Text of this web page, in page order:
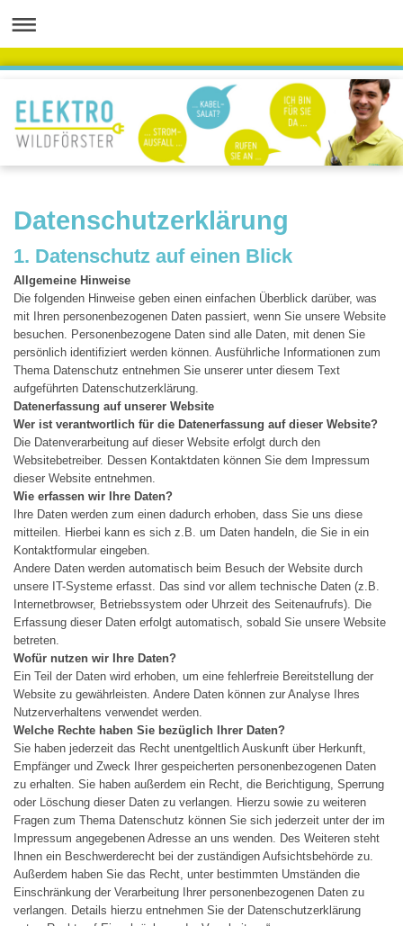
Datenschutzerklärung
1. Datenschutz auf einen Blick
Allgemeine Hinweise
Die folgenden Hinweise geben einen einfachen Überblick darüber, was
mit Ihren personenbezogenen Daten passiert, wenn Sie unsere Website
besuchen. Personenbezogene Daten sind alle Daten, mit denen Sie
persönlich identifiziert werden können. Ausführliche Informationen zum
Thema Datenschutz entnehmen Sie unserer unter diesem Text
aufgeführten Datenschutzerklärung.
Datenerfassung auf unserer Website
Wer ist verantwortlich für die Datenerfassung auf dieser Website?
Die Datenverarbeitung auf dieser Website erfolgt durch den
Websitebetreiber. Dessen Kontaktdaten können Sie dem Impressum
dieser Website entnehmen.
Wie erfassen wir Ihre Daten?
Ihre Daten werden zum einen dadurch erhoben, dass Sie uns diese
mitteilen. Hierbei kann es sich z.B. um Daten handeln, die Sie in ein
Kontaktformular eingeben.
Andere Daten werden automatisch beim Besuch der Website durch
unsere IT-Systeme erfasst. Das sind vor allem technische Daten (z.B.
Internetbrowser, Betriebssystem oder Uhrzeit des Seitenaufrufs). Die
Erfassung dieser Daten erfolgt automatisch, sobald Sie unsere Website
betreten.
Wofür nutzen wir Ihre Daten?
Ein Teil der Daten wird erhoben, um eine fehlerfreie Bereitstellung der
Website zu gewährleisten. Andere Daten können zur Analyse Ihres
Nutzerverhaltens verwendet werden.
Welche Rechte haben Sie bezüglich Ihrer Daten?
Sie haben jederzeit das Recht unentgeltlich Auskunft über Herkunft,
Empfänger und Zweck Ihrer gespeicherten personenbezogenen Daten
zu erhalten. Sie haben außerdem ein Recht, die Berichtigung, Sperrung
oder Löschung dieser Daten zu verlangen. Hierzu sowie zu weiteren
Fragen zum Thema Datenschutz können Sie sich jederzeit unter der im
Impressum angegebenen Adresse an uns wenden. Des Weiteren steht
Ihnen ein Beschwerderecht bei der zuständigen Aufsichtsbehörde zu.
Außerdem haben Sie das Recht, unter bestimmten Umständen die
Einschränkung der Verarbeitung Ihrer personenbezogenen Daten zu
verlangen. Details hierzu entnehmen Sie der Datenschutzerklärung